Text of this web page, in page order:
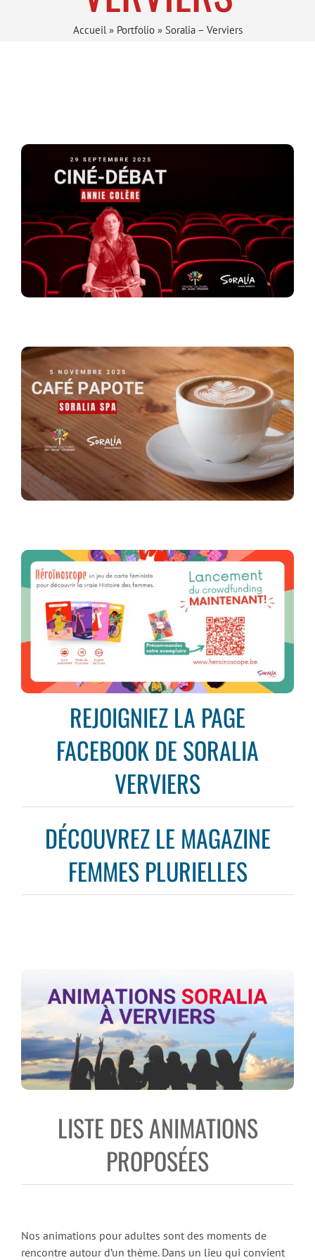
Accueil » Portfolio» Soralia – Verviers
REJOIGNIEZ LA PAGE
FACEBOOK DE SORALIA
VERVIERS
DÉCOUVREZ LE MAGAZINE
FEMMES PLURIELLES
LISTE DES ANIMATIONS
PROPOSÉES
Nos animations pour adultes sont des moments de
rencontre autour d’un thème. Dans un lieu qui convient